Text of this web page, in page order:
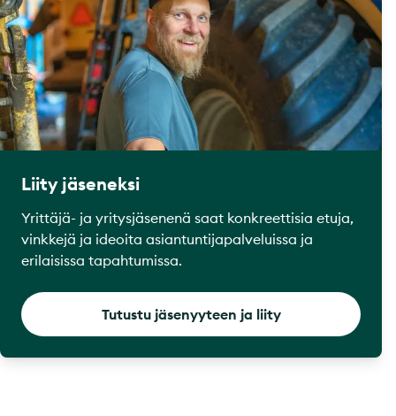
Liity jäseneksi
Yrittäjä- ja yritysjäsenenä saat konkreettisia etuja,
vinkkejä ja ideoita asiantuntijapalveluissa ja
erilaisissa tapahtumissa.
Tutustu jäsenyyteen ja liity